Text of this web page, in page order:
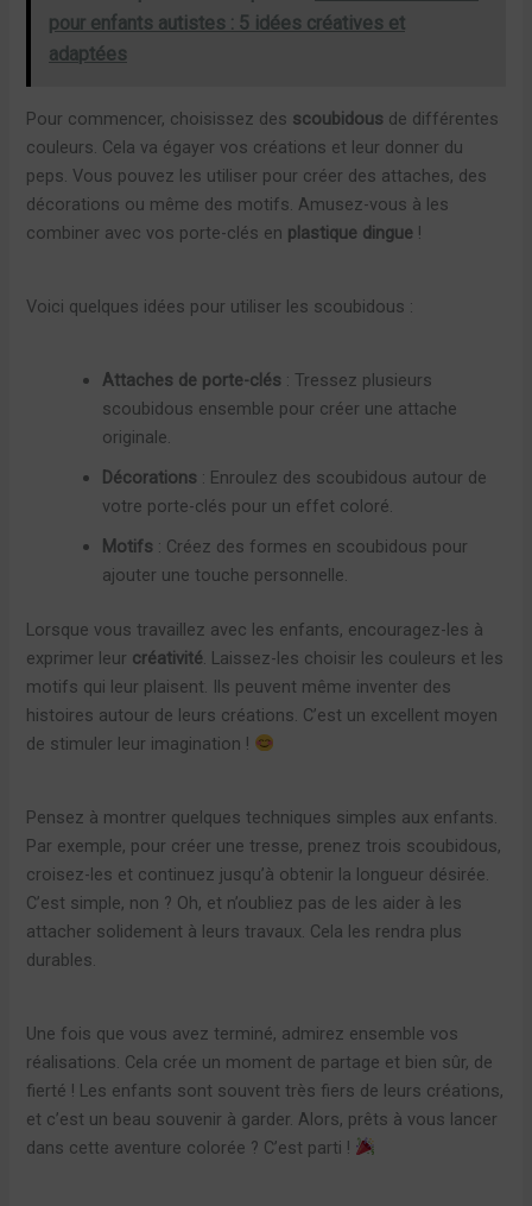
pour enfants autistes : 5 idées créatives et
adaptées
Pour commencer, choisissez des scoubidous de différentes
couleurs. Cela va égayer vos créations et leur donner du
peps. Vous pouvez les utiliser pour créer des attaches, des
décorations ou même des motifs. Amusez-vous à les
combiner avec vos porte-clés en plastique dingue !
Voici quelques idées pour utiliser les scoubidous :
Attaches de porte-clés : Tressez plusieurs
scoubidous ensemble pour créer une attache
originale.
Décorations : Enroulez des scoubidous autour de
votre porte-clés pour un effet coloré.
Motifs : Créez des formes en scoubidous pour
ajouter une touche personnelle.
Lorsque vous travaillez avec les enfants, encouragez-les à
exprimer leur créativité. Laissez-les choisir les couleurs et les
motifs qui leur plaisent. Ils peuvent même inventer des
histoires autour de leurs créations. C’est un excellent moyen
de stimuler leur imagination !
Pensez à montrer quelques techniques simples aux enfants.
Par exemple, pour créer une tresse, prenez trois scoubidous,
croisez-les et continuez jusqu’à obtenir la longueur désirée.
C’est simple, non ? Oh, et n’oubliez pas de les aider à les
attacher solidement à leurs travaux. Cela les rendra plus
durables.
Une fois que vous avez terminé, admirez ensemble vos
réalisations. Cela crée un moment de partage et bien sûr, de
fierté ! Les enfants sont souvent très fiers de leurs créations,
et c’est un beau souvenir à garder. Alors, prêts à vous lancer
dans cette aventure colorée ? C’est parti !